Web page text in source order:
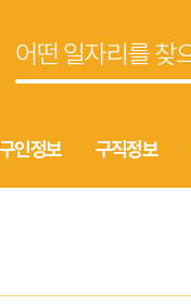
인정보 구직정보